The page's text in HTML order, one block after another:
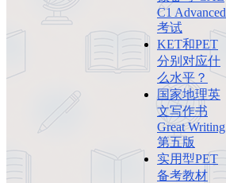
C1 Advanced
考试
KET和PET
分别对应什
么水平？
国家地理英
文写作书
Great Writing
第五版
实用型PET
备考教材